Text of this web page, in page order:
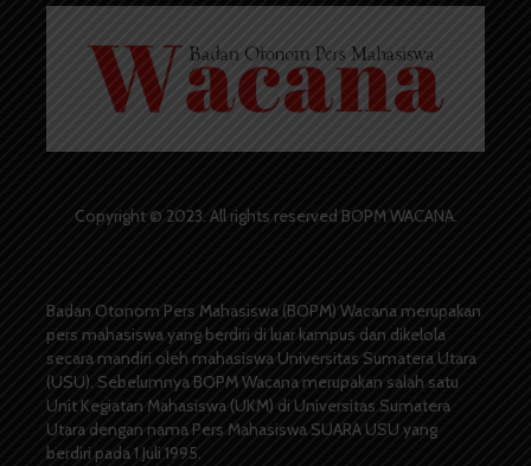
Copyright © 2023. All rights reserved BOPM WACANA.
Badan Otonom Pers Mahasiswa (BOPM) Wacana merupakan
pers mahasiswa yang berdiri di luar kampus dan dikelola
secara mandiri oleh mahasiswa Universitas Sumatera Utara
(USU). Sebelumnya BOPM Wacana merupakan salah satu
Unit Kegiatan Mahasiswa (UKM) di Universitas Sumatera
Utara dengan nama Pers Mahasiswa SUARA USU yang
berdiri pada 1 Juli 1995.